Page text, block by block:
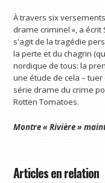
À travers six
drame criminel », a
s'agit de la tragédie
la perte et du chagrin
nordique de tous: la
une étude de cela –
série drame du crime
Rotten Tomatoes.
Montre «Rivière»
Articles en relation